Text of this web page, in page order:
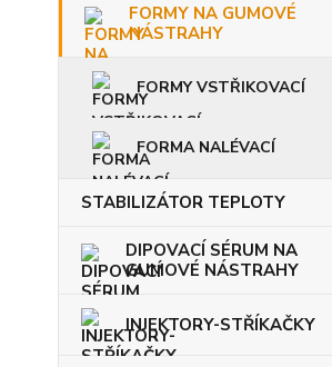
FORMY NA GUMOVÉ
NÁSTRAHY
FORMY VSTŘIKOVACÍ
FORMA NALÉVACÍ
STABILIZÁTOR TEPLOTY
DIPOVACÍ SÉRUM NA
GUMOVÉ NÁSTRAHY
INJEKTORY-STŘÍKAČKY